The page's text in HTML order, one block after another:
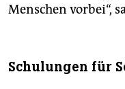
Menschen vorbei“,
Schulungen für